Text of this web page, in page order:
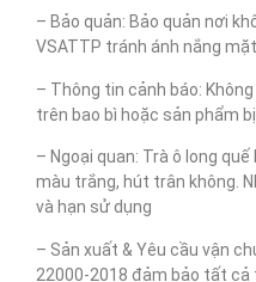
– Bảo quản: Bảo quản nơi
VSATTP tránh ánh nắng
– Thông tin cảnh báo:
trên bao bì hoặc sản phẩm
– Ngoại quan: Trà ô long
màu trắng, hút trân không.
và hạn sử dụng
– Sản xuất & Yêu cầu vận
22000-2018 đảm bảo tất cả